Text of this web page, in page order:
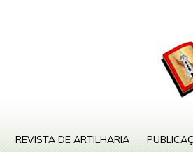
REVISTA DE ARTILHARIA